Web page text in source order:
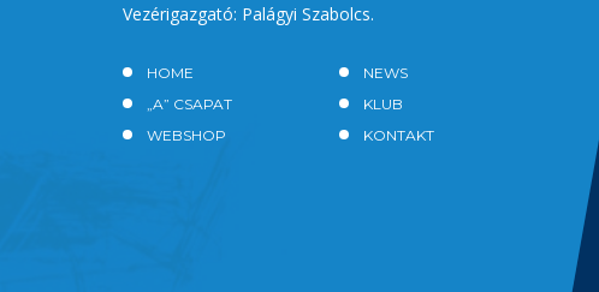
Vezérigazgató: Palágyi Szabolcs.
HOME
NEWS
„A” CSAPAT
KLUB
WEBSHOP
KONTAKT